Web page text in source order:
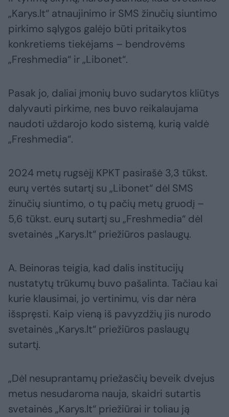
„Karys.lt“ atnaujinimo ir SMS žinučių siuntimo
pirkimo sąlygos galėjo būti pritaikytos
konkretiems tiekėjams – bendrovėms
„Freshmedia“ ir „Libonet“.
Pasak jo, daliai įmonių buvo sudarytos kliūtys
dalyvauti pirkime, nes buvo reikalaujama
naudoti uždarojo kodo sistemą, kurią valdė
„Freshmedia“.
2024 metų rugsėjį KPKT pasirašė 3,3 tūkst.
eurų vertės sutartį su „Libonet“ dėl SMS
žinučių siuntimo, o tų pačių metų gruodį –
5,6 tūkst. eurų sutartį su „Freshmedia“ dėl
svetainės „Karys.lt“ priežiūros paslaugų.
A. Beinoras teigia, kad dalis institucijų
nustatytų trūkumų buvo pašalinta. Tačiau kai
kurie klausimai, jo vertinimu, vis dar nėra
išspręsti. Kaip vieną iš pavyzdžių jis nurodo
svetainės „Karys.lt“ priežiūros paslaugų
sutartį.
„Dėl nesuprantamų priežasčių beveik dvejus
metus nesudaroma nauja, skaidri sutartis
svetainės „Karys.lt“ priežiūrai ir toliau ją